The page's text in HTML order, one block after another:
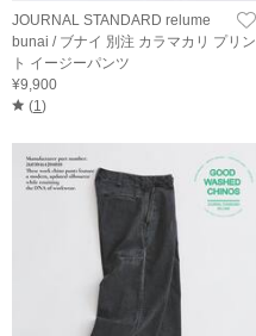
JOURNAL STANDARD relume
bunai / ブナイ 別注 カラマカリ プリン
ト イージーパンツ
¥9,900
(1 )